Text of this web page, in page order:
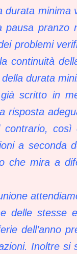
durata
pranzo
problemi
continuità
durata
scritto in
risposta
così
a seconda
che mira a
delle stesse
dell’anno
Inoltre si